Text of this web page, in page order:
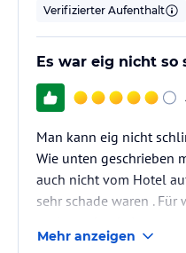
Verifizierter Aufenthalt
Es war eig nicht so
Man kann eig nicht
Wie unten geschrieben
auch nicht vom Hotel
sehr schade waren .
Sonst würde ich es
Mehr anzeigen